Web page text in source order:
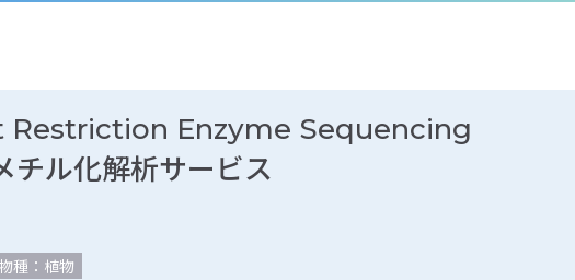
Enzyme Sequencing
ル化解析サービス
種：植物